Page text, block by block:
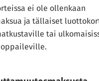
ei ole ollenkaan
ja tällaiset
tai